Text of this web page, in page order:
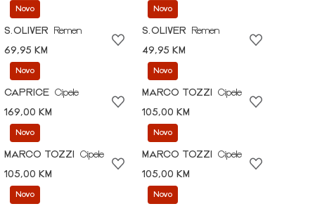
Novo
S.OLIVER
Remen
69,95 KM
Novo
S.OLIVER
Remen
49,95 KM
Novo
CAPRICE Cipele
169,00 KM
Novo
MARCO TOZZI
Cipele
105,00 KM
Novo
MARCO TOZZI
Cipele
105,00 KM
Novo
MARCO TOZZI
Cipele
105,00 KM
Novo Novo